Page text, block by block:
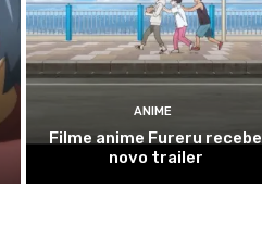
ANIME
Filme anime Fureru recebe
novo trailer